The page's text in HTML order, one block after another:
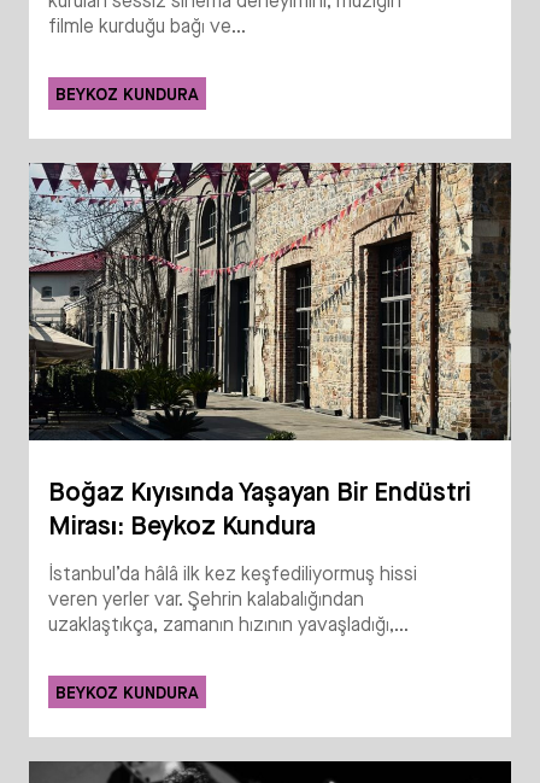
filmle kurduğu bağı ve...
BEYKOZ KUNDURA
Boğaz Kıyısında Yaşayan Bir Endüstri
Mirası: Beykoz Kundura
İstanbul’da hâlâ ilk kez keşfediliyormuş hissi
veren yerler var. Şehrin kalabalığından
uzaklaştıkça, zamanın hızının yavaşladığı,...
BEYKOZ KUNDURA